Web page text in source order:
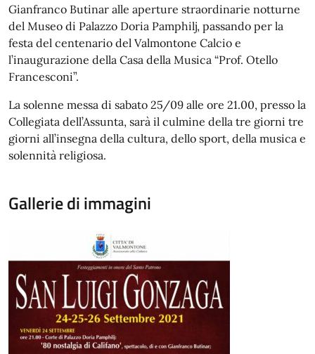
Gianfranco Butinar alle aperture straordinarie notturne
del Museo di Palazzo Doria Pamphilj, passando per la
festa del centenario del Valmontone Calcio e
l’inaugurazione della Casa della Musica “Prof. Otello
Francesconi”.
La solenne messa di sabato 25/09 alle ore 21.00, presso la
Collegiata dell’Assunta, sarà il culmine della tre giorni tre
giorni all’insegna della cultura, dello sport, della musica e
solennità religiosa.
Gallerie di immagini